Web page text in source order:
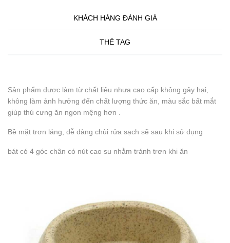
KHÁCH HÀNG ĐÁNH GIÁ
THẺ TAG
Sản phẩm được làm từ chất liệu nhựa cao cấp không gây hại,
không làm ảnh hưởng đến chất lượng thức ăn, màu sắc bất mắt
giúp thú cưng ăn ngon mệng hơn .
Bề mặt trơn láng, dễ dàng chùi rửa sạch sẽ sau khi sử dụng
bát có 4 góc chân có nút cao su nhằm tránh trơn khi ăn